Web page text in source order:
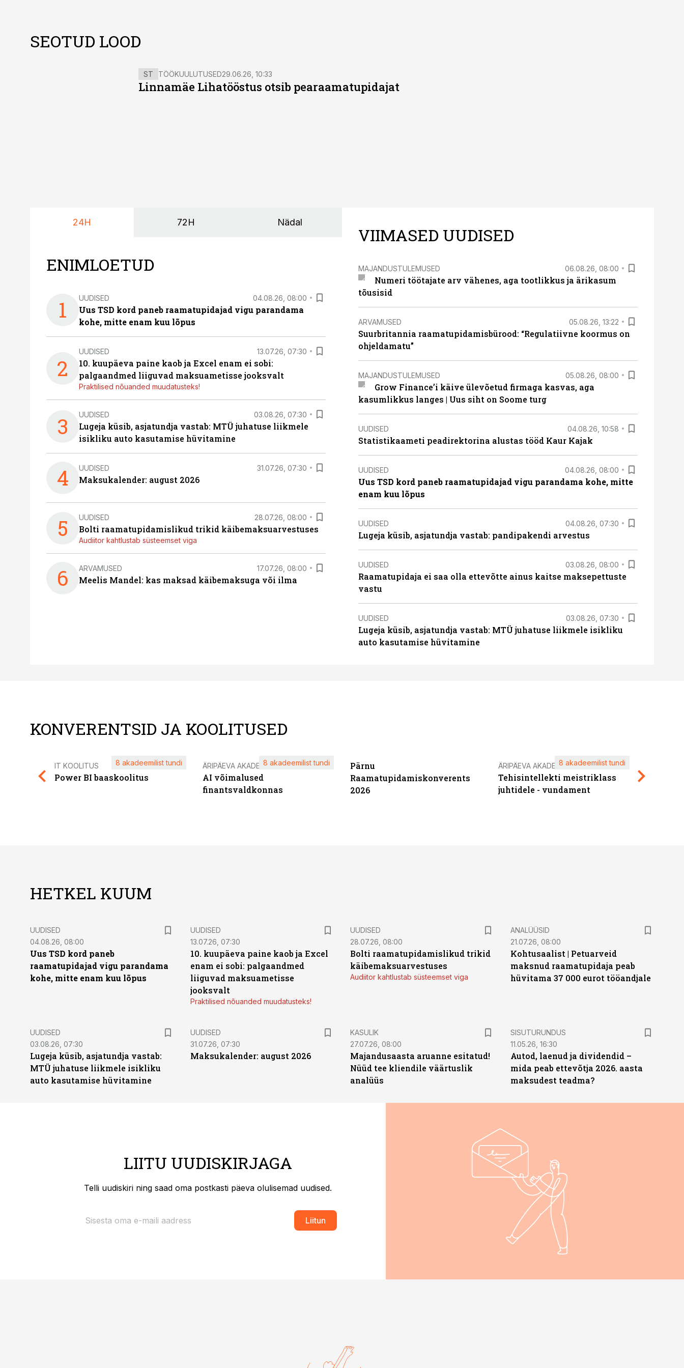
SEOTUD LOOD
ST TÖÖKUULUTUSED29.06.26, 10:33
Linnamäe Lihatööstus otsib pearaamatupidajat
24H 72H Nädal
ENIMLOETUD
1 UUDISED 04.08.26, 08:00
Uus TSD kord paneb raamatupidajad vigu parandama
kohe, mitte enam kuu lõpus
2
UUDISED 13.07.26, 07:30
10. kuupäeva paine kaob ja Excel enam ei sobi:
palgaandmed liiguvad maksuametisse jooksvalt
Praktilised nõuanded muudatusteks!
3 UUDISED 03.08.26, 07:30
Lugeja küsib, asjatundja vastab: MTÜ juhatuse liikmele
isikliku auto kasutamise hüvitamine
4 UUDISED 31.07.26, 07:30
Maksukalender: august 2026
5 UUDISED 28.07.26, 08:00
Bolti raamatupidamislikud trikid käibemaksuarvestuses
Audiitor kahtlustab süsteemset viga
6 ARVAMUSED 17.07.26, 08:00
Meelis Mandel: kas maksad käibemaksuga või ilma
VIIMASED UUDISED
MAJANDUSTULEMUSED 06.08.26, 08:00
Numeri töötajate arv vähenes, aga tootlikkus ja ärikasum
tõusisid
ARVAMUSED 05.08.26, 13:22
Suurbritannia raamatupidamisbürood: “Regulatiivne koormus on
ohjeldamatu”
MAJANDUSTULEMUSED 05.08.26, 08:00
Grow Finance’i käive ülevõetud firmaga kasvas, aga
kasumlikkus langes | Uus siht on Soome turg
UUDISED 04.08.26, 10:58
Statistikaameti peadirektorina alustas tööd Kaur Kajak
UUDISED 04.08.26, 08:00
Uus TSD kord paneb raamatupidajad vigu parandama kohe, mitte
enam kuu lõpus
UUDISED 04.08.26, 07:30
Lugeja küsib, asjatundja vastab: pandipakendi arvestus
UUDISED 03.08.26, 08:00
Raamatupidaja ei saa olla ettevõtte ainus kaitse maksepettuste
vastu
UUDISED 03.08.26, 07:30
Lugeja küsib, asjatundja vastab: MTÜ juhatuse liikmele isikliku
auto kasutamise hüvitamine
KONVERENTSID JA KOOLITUSED
IT KOOLITUS
Power BI baaskoolitus
8 akadeemilist tundi ÄRIPÄEVA AKADEEMIA
AI võimalused
finantsvaldkonnas
8 akadeemilist tundi
Pärnu
Raamatupidamiskonverents
2026
ÄRIPÄEVA AKADEEMIA
Tehisintellekti meistriklass
juhtidele - vundament
8 akadeemilist tundi
HETKEL KUUM
UUDISED
04.08.26, 08:00
Uus TSD kord paneb
raamatupidajad vigu parandama
kohe, mitte enam kuu lõpus
UUDISED
13.07.26, 07:30
10. kuupäeva paine kaob ja Excel
enam ei sobi: palgaandmed
liiguvad maksuametisse
jooksvalt
Praktilised nõuanded muudatusteks!
UUDISED
28.07.26, 08:00
Bolti raamatupidamislikud trikid
käibemaksuarvestuses
Audiitor kahtlustab süsteemset viga
ANALÜÜSID
21.07.26, 08:00
Kohtusaalist | Petuarveid
maksnud raamatupidaja peab
hüvitama 37 000 eurot tööandjale
UUDISED
03.08.26, 07:30
Lugeja küsib, asjatundja vastab:
MTÜ juhatuse liikmele isikliku
auto kasutamise hüvitamine
UUDISED
31.07.26, 07:30
Maksukalender: august 2026
KASULIK
27.07.26, 08:00
Majandusaasta aruanne esitatud!
Nüüd tee kliendile väärtuslik
analüüs
ST
SISUTURUNDUS
11.05.26, 16:30
Autod, laenud ja dividendid –
mida peab ettevõtja 2026. aasta
maksudest teadma?
LIITU UUDISKIRJAGA
Telli uudiskiri ning saad oma postkasti päeva olulisemad uudised.
Liitun